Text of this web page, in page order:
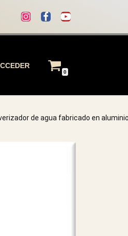
0
de agua fabricado en